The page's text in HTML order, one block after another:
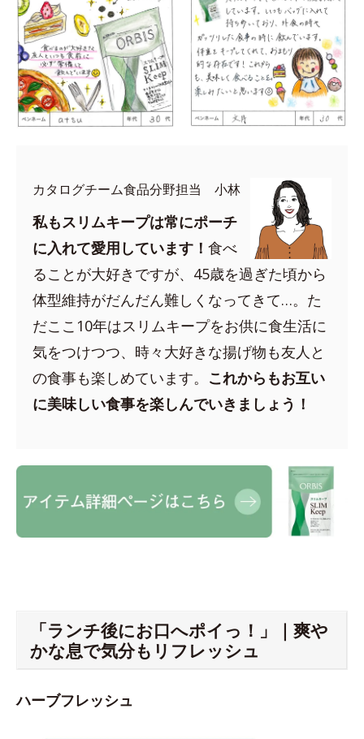
カタログチーム食品分野担当 小林
私もスリムキープは常にポーチ
に入れて愛用しています！ 食べ
ることが大好きですが、45歳を過ぎた頃から
体型維持がだんだん難しくなってきて…。た
だここ10年はスリムキープをお供に食生活に
気をつけつつ、時々大好きな揚げ物も友人と
の食事も楽しめています。 これからもお互い
に美味しい食事を楽しんでいきましょう！
「ランチ後にお口へポイっ！」｜爽や
かな息で気分もリフレッシュ
ハーブフレッシュ